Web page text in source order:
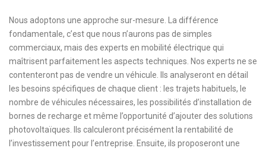
Nous adoptons une approche sur-mesure. La différence
fondamentale, c’est que nous n’aurons pas de simples
commerciaux, mais des experts en mobilité électrique qui
maîtrisent parfaitement les aspects techniques. Nos experts ne se
contenteront pas de vendre un véhicule. Ils analyseront en détail
les besoins spécifiques de chaque client : les trajets habituels, le
nombre de véhicules nécessaires, les possibilités d’installation de
bornes de recharge et même l’opportunité d’ajouter des solutions
photovoltaïques. Ils calculeront précisément la rentabilité de
l’investissement pour l’entreprise. Ensuite, ils proposeront une